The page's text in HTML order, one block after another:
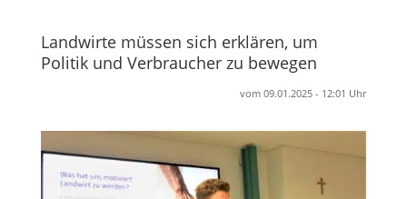
Landwirte müssen sich erklären, um
Politik und Verbraucher zu bewegen
vom 09.01.2025 - 12:01 Uhr